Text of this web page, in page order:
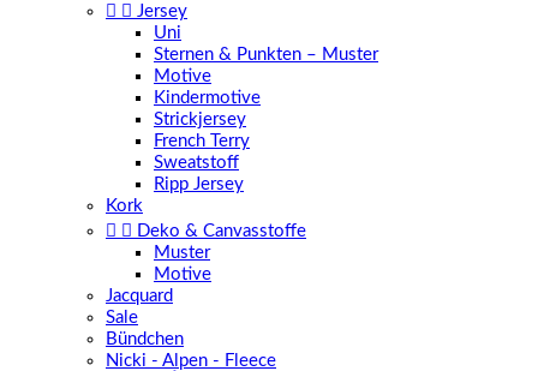
  Jersey
Uni
Sternen & Punkten – Muster
Motive
Kindermotive
Strickjersey
French Terry
Sweatstoff
Ripp Jersey
Kork
  Deko & Canvasstoffe
Muster
Motive
Jacquard
Sale
Bündchen
Nicki - Alpen - Fleece